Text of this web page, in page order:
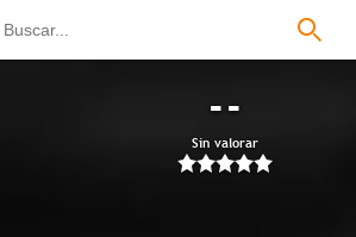
--
Sin valorar